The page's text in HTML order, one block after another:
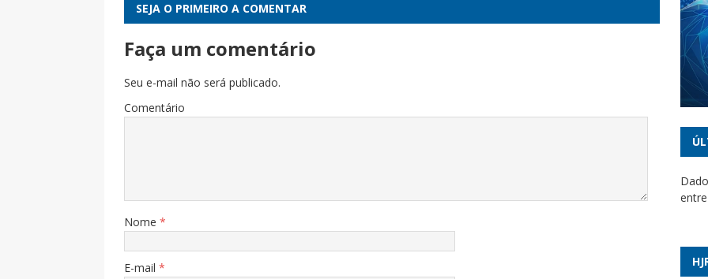
SEJA O PRIMEIRO A COMENTAR
Faça um comentário
Seu e-mail não será publicado.
Comentário
Nome *
E-mail *